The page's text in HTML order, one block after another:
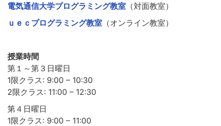
電気通信大学プログラミング教室 （対面教室）
ｕｅｃプログラミング教室 （オンライン教室）
授業時間
第１～第３日曜日
1限クラス: 9:00 – 10:30
2限クラス: 11:00 – 12:30
第４日曜日
1限クラス: 9:00 – 11:00